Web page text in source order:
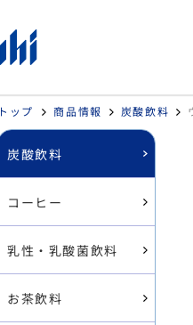
トップ 商品情報 炭酸飲料
炭酸飲料
コーヒー
乳性・乳酸菌飲料
お茶飲料